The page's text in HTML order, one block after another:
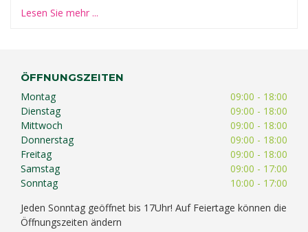
Lesen Sie mehr ...
ÖFFNUNGSZEITEN
Montag
09:00 - 18:00
Dienstag
09:00 - 18:00
Mittwoch
09:00 - 18:00
Donnerstag
09:00 - 18:00
Freitag
09:00 - 18:00
Samstag
09:00 - 17:00
Sonntag
10:00 - 17:00
Jeden Sonntag geöffnet bis 17Uhr! Auf Feiertage können die
Öffnungszeiten ändern